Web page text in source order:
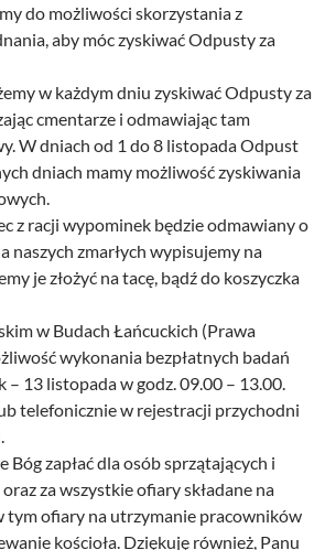
do możliwości skorzystania z
aby móc zyskiwać Odpusty za
w każdym dniu zyskiwać Odpusty za
cmentarze i odmawiając tam
W dniach od 1 do 8 listopada Odpust
dniach mamy możliwość zyskiwania
z racji wypominek będzie odmawiany o
naszych zmarłych wypisujemy na
je złożyć na tacę, bądź do koszyczka
w Budach Łańcuckich (Prawa
wykonania bezpłatnych badań
– 13 listopada w godz. 09.00 – 13.00.
telefonicznie w rejestracji przychodni
Bóg zapłać dla osób sprzątających i
za wszystkie ofiary składane na
tym ofiary na utrzymanie pracowników
kościoła. Dziękuję również, Panu